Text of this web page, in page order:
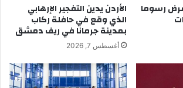
رسوما الأردن يدين التفجير الإرهابي
الذي وقع في حافلة ركاب
بمدينة جرمانا في ريف دمشق
أغسطس 7, 2026